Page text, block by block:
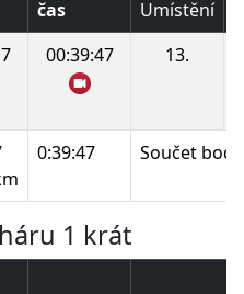
čas
Umístění
7 00:39:47 13.
0:39:47 Součet
1 krát